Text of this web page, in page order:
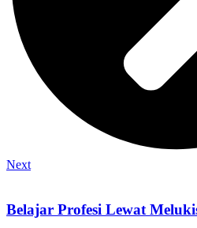
Next
Belajar Profesi Lewat